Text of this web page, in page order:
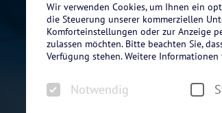
Wir verwenden Cookies, um Ihnen ein
die Steuerung unserer kommerziellen
Komforteinstellungen oder zur Anzeige
zulassen möchten. Bitte beachten Sie,
Verfügung stehen. Weitere
Notwendig